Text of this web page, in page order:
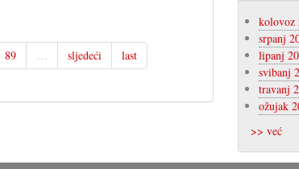
89 … sljedeći last
kolovoz
srpanj
lipanj
svibanj
travanj
ožujak
>> već